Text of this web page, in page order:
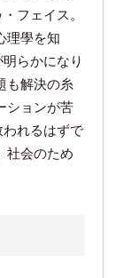
フェイス。
理學を知
らかになり
も解決の糸
ションが苦
れるはずで
社会のため